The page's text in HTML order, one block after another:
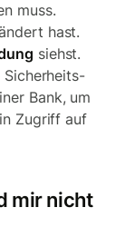
muss.
hast.
siehst.
Sicherheits-
Bank, um
Zugriff auf
mir nicht